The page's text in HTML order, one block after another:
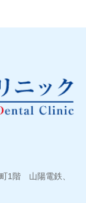
1階 山陽電鉄、